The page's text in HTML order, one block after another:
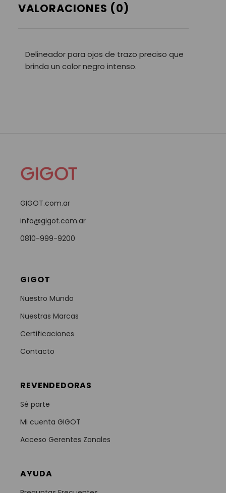
VALORACIONES (0)
Delineador para ojos de trazo preciso que
brinda un color negro intenso.
GIGOT.com.ar
info@gigot.com.ar
0810-999-9200
GIGOT
Nuestro Mundo
Nuestras Marcas
Certificaciones
Contacto
REVENDEDORAS
Sé parte
Mi cuenta GIGOT
Acceso Gerentes Zonales
AYUDA